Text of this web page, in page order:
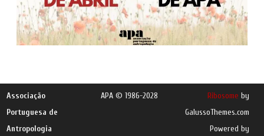
Associação
Portuguesa de
Antropologia
APA © 1986-2028 Ribosome by
GalussoThemes.com
Powered by